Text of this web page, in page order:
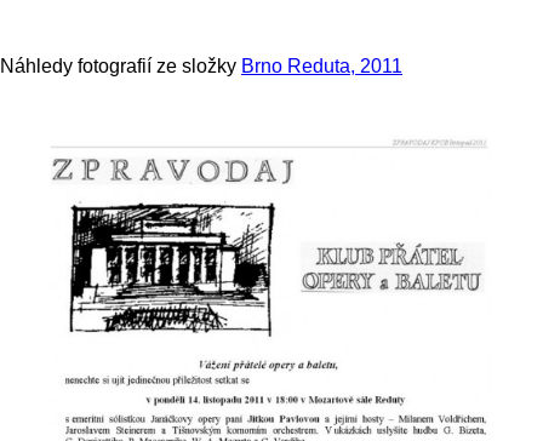
Náhledy fotografií ze složky Brno Reduta, 2011